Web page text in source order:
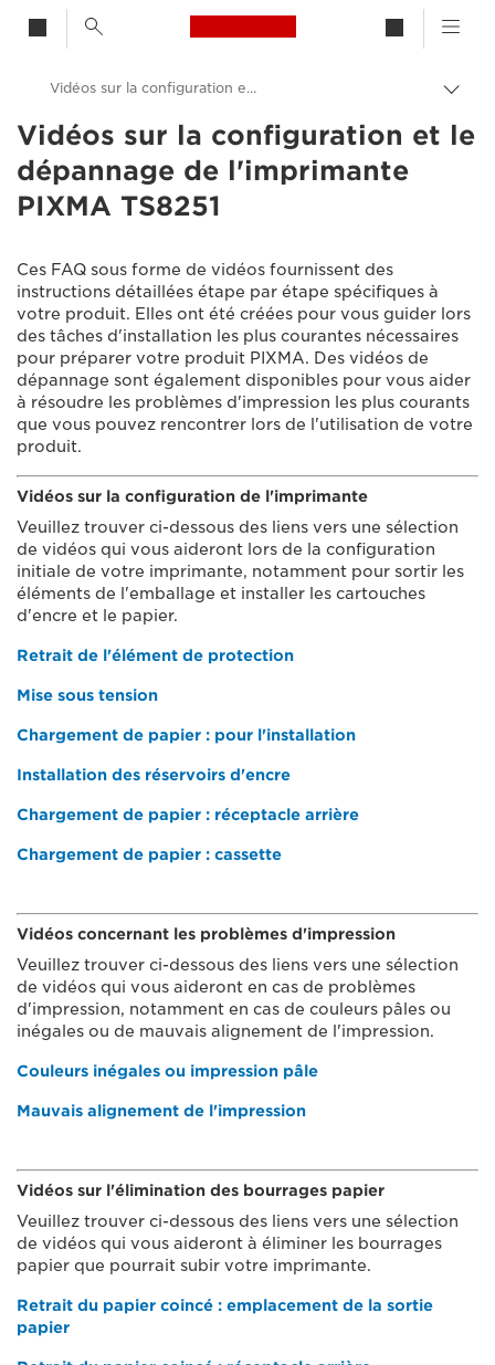
Canon Logo, back to
entre
les
Canon
Assistance produits clients
Vidéos sur la configuration et le dépannage de l'imprimante PIXMA TS8251
Vidéos sur la configuration et le
dépannage de l'imprimante
PIXMA TS8251
Ces FAQ sous forme de vidéos fournissent des
instructions détaillées étape par étape spécifiques à
votre produit. Elles ont été créées pour vous guider lors
des tâches d'installation les plus courantes nécessaires
pour préparer votre produit PIXMA. Des vidéos de
dépannage sont également disponibles pour vous aider
à résoudre les problèmes d'impression les plus courants
que vous pouvez rencontrer lors de l'utilisation de votre
produit.
Vidéos sur la configuration de l'imprimante
Veuillez trouver ci-dessous des liens vers une sélection
de vidéos qui vous aideront lors de la configuration
initiale de votre imprimante, notamment pour sortir les
éléments de l'emballage et installer les cartouches
d'encre et le papier.
Retrait de l'élément de protection
Mise sous tension
Chargement de papier : pour l'installation
Installation des réservoirs d'encre
Chargement de papier : réceptacle arrière
Chargement de papier : cassette
Vidéos concernant les problèmes d'impression
Veuillez trouver ci-dessous des liens vers une sélection
de vidéos qui vous aideront en cas de problèmes
d'impression, notamment en cas de couleurs pâles ou
inégales ou de mauvais alignement de l'impression.
Couleurs inégales ou impression pâle
Mauvais alignement de l'impression
Vidéos sur l'élimination des bourrages papier
Veuillez trouver ci-dessous des liens vers une sélection
de vidéos qui vous aideront à éliminer les bourrages
papier que pourrait subir votre imprimante.
Retrait du papier coincé : emplacement de la sortie
papier